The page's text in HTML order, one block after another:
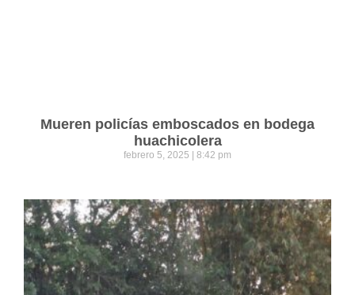
Mueren policías emboscados en bodega
huachicolera
febrero 5, 2025 8:42 pm